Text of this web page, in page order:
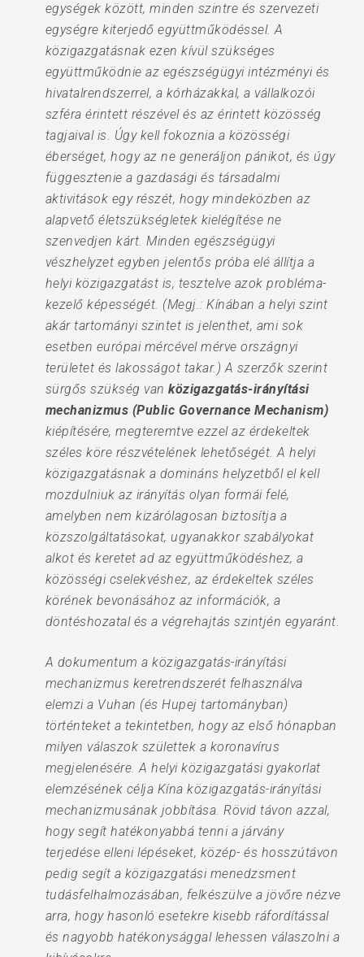
egységek között, minden szintre és szervezeti
egységre kiterjedő együttműködéssel. A
közigazgatásnak ezen kívül szükséges
együttműködnie az egészségügyi intézményi és
hivatalrendszerrel, a kórházakkal, a vállalkozói
szféra érintett részével és az érintett közösség
tagjaival is. Úgy kell fokoznia a közösségi
éberséget, hogy az ne generáljon pánikot, és úgy
függesztenie a gazdasági és társadalmi
aktivitások egy részét, hogy mindeközben az
alapvető életszükségletek kielégítése ne
szenvedjen kárt. Minden egészségügyi
vészhelyzet egyben jelentős próba elé állítja a
helyi közigazgatást is, tesztelve azok probléma-
kezelő képességét. (Megj.: Kínában a helyi szint
akár tartományi szintet is jelenthet, ami sok
esetben európai mércével mérve országnyi
területet és lakosságot takar.) A szerzők szerint
sürgős szükség vanközigazgatás-irányítási
mechanizmus (Public Governance Mechanism)
kiépítésére, megteremtve ezzel az érdekeltek
széles köre részvételének lehetőségét. A helyi
közigazgatásnak a domináns helyzetből el kell
mozdulniuk az irányítás olyan formái felé,
amelyben nem kizárólagosan biztosítja a
közszolgáltatásokat, ugyanakkor szabályokat
alkot és keretet ad az együttműködéshez, a
közösségi cselekvéshez, az érdekeltek széles
körének bevonásához az információk, a
döntéshozatal és a végrehajtás szintjén egyaránt.
A dokumentum a közigazgatás-irányítási
mechanizmus keretrendszerét felhasználva
elemzi a Vuhan (és Hupej tartományban)
történteket a tekintetben, hogy az első hónapban
milyen válaszok születtek a koronavírus
megjelenésére. A helyi közigazgatási gyakorlat
elemzésének célja Kína közigazgatás-irányítási
mechanizmusának jobbítása. Rövid távon azzal,
hogy segít hatékonyabbá tenni a járvány
terjedése elleni lépéseket, közép- és hosszútávon
pedig segít a közigazgatási menedzsment
tudásfelhalmozásában, felkészülve a jövőre nézve
arra, hogy hasonló esetekre kisebb ráfordítással
és nagyobb hatékonysággal lehessen válaszolni a